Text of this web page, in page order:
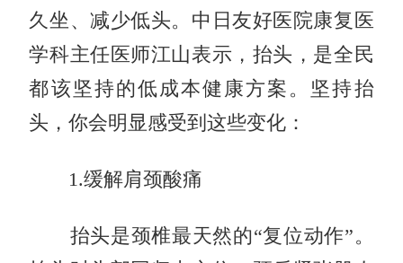
久坐、减少低头。中日友好医院康复医
学科主任医师江山表示，抬头，是全民
都该坚持的低成本健康方案。坚持抬
头，你会明显感受到这些变化：
1.缓解肩颈酸痛
抬头是颈椎最天然的“复位动作”。